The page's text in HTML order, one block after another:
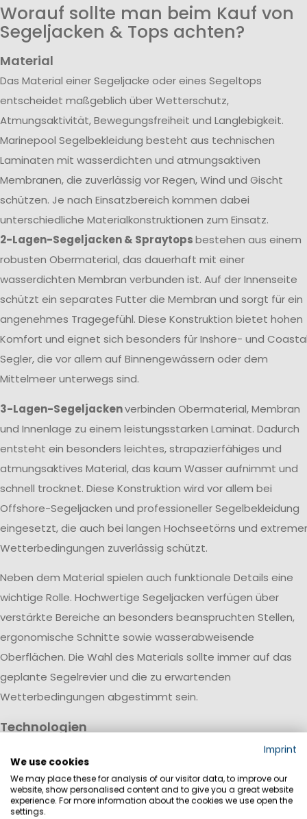
Worauf sollte man beim Kauf von
Segeljacken & Tops achten?
Material
Das Material einer Segeljacke oder eines Segeltops
entscheidet maßgeblich über Wetterschutz,
Atmungsaktivität, Bewegungsfreiheit und Langlebigkeit.
Marinepool Segelbekleidung besteht aus technischen
Laminaten mit wasserdichten und atmungsaktiven
Membranen, die zuverlässig vor Regen, Wind und Gischt
schützen. Je nach Einsatzbereich kommen dabei
unterschiedliche Materialkonstruktionen zum Einsatz.
2-Lagen-Segeljacken & Spraytopsbestehen aus einem
robusten Obermaterial, das dauerhaft mit einer
wasserdichten Membran verbunden ist. Auf der Innenseite
schützt ein separates Futter die Membran und sorgt für ein
angenehmes Tragegefühl. Diese Konstruktion bietet hohen
Komfort und eignet sich besonders für Inshore- und
Segler, die vor allem auf Binnengewässern oder dem
Mittelmeer unterwegs sind.
3-Lagen-Segeljackenverbinden Obermaterial, Membran
und Innenlage zu einem leistungsstarken Laminat. Dadurch
entsteht ein besonders leichtes, strapazierfähiges und
atmungsaktives Material, das kaum Wasser aufnimmt und
schnell trocknet. Diese Konstruktion wird vor allem bei
Offshore-Segeljacken und professioneller Segelbekleidung
eingesetzt, die auch bei langen Hochseetörns und
Wetterbedingungen zuverlässig schützt.
Neben dem Material spielen auch funktionale Details eine
wichtige Rolle. Hochwertige Segeljacken verfügen über
verstärkte Bereiche an besonders beanspruchten Stellen,
ergonomische Schnitte sowie wasserabweisende
Oberflächen. Die Wahl des Materials sollte immer auf das
geplante Segelrevier und die zu erwartenden
Wetterbedingungen abgestimmt sein.
Technologien
Bei Marinepool kombinieren wir für unsere modernen
Segeljacken und Spraytops innovative Materialtechnologien
mit durchdachten Funktionen für maximalen Schutz auf
Wasser. Wasserdichte und atmungsaktive Membranen
Imprint
We use cookies
We may place these for analysis of our visitor data, to improve our
website, show personalised content and to give you a great website
experience. For more information about the cookies we use open the
settings.